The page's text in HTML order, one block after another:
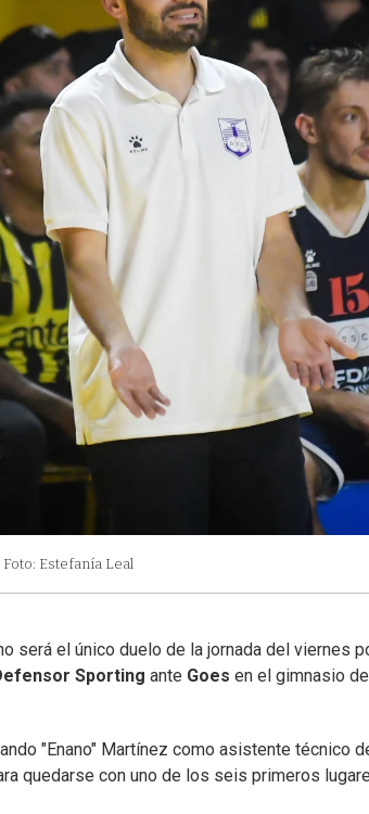
Foto: Estefanía Leal
será el único duelo de la jornada del viernes
Sporting ante Goes en el gimnasio
"Enano" Martínez como asistente técnico
quedarse con uno de los seis primeros